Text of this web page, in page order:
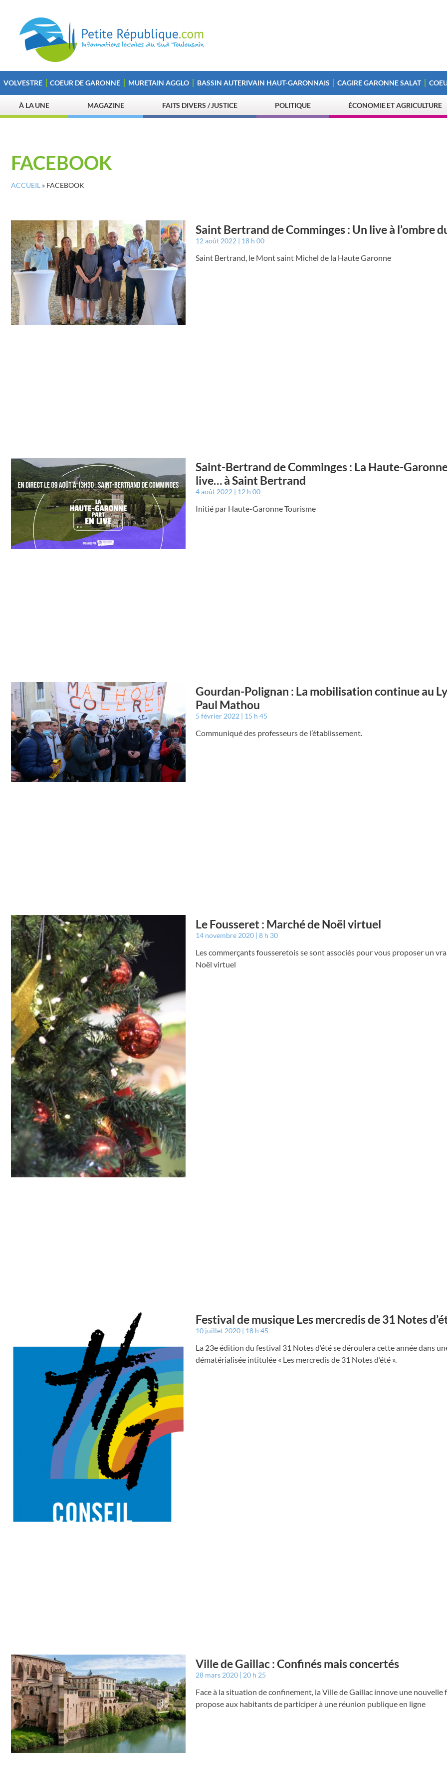
VOLVESTRE COEUR DE GARONNE MURETAIN AGGLO BASSIN AUTERIVAIN HAUT-GARONNAIS CAGIRE GARONNE SALAT
À LA UNE MAGAZINE FAITS DIVERS / JUSTICE POLITIQUE ÉCONOMIE ET AGRICULTURE
FACEBOOK
ACCUEIL » FACEBOOK
Saint Bertrand de Comminges : Un live à l’ombre
12 août 2022 18 h 00
Saint Bertrand, le Mont saint Michel de la Haute Garonne
Saint-Bertrand de Comminges : La Haute-
live… à Saint Bertrand
4 août 2022 12 h 00
Initié par Haute-Garonne Tourisme
Gourdan-Polignan : La mobilisation continue au
Paul Mathou
5 février 2022 15 h 45
Communiqué des professeurs de l’établissement.
Le Fousseret : Marché de Noël virtuel
14 novembre 2020 8 h 30
Les commerçants fousseretois se sont associés pour vous proposer un
Noël virtuel
Festival de musique Les mercredis de 31 Notes
10 juillet 2020 18 h 45
La 23e édition du festival 31 Notes d’été se déroulera cette année dans
dématérialisée intitulée « Les mercredis de 31 Notes d’été ».
Ville de Gaillac : Confinés mais concertés
28 mars 2020 20 h 25
Face à la situation de confinement, la Ville de Gaillac innove une nouvelle
propose aux habitants de participer à une réunion publique en ligne